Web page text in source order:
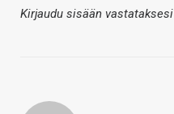
Kirjaudu sisään vastataksesi